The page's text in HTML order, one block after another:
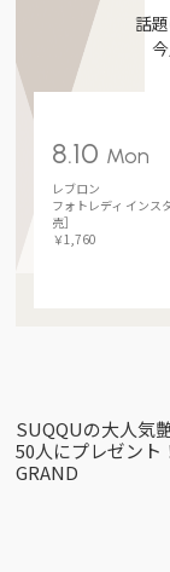
話
8.10 Mon
レブロン
フォトレディ インス
売］
￥1,760
SUQQUの大人気
50人にプレゼント
GRAND